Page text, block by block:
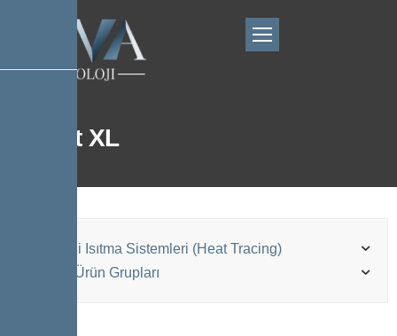
Ecolift XL
Elektrikli Isıtma Sistemleri (Heat Tracing)
Kessel Ürün Grupları